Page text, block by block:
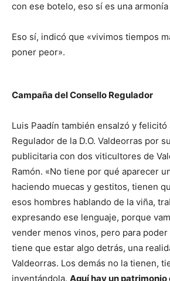
con ese botelo, eso sí es una
Eso sí, indicó que «vivimos tiempos
poner peor».
Campaña del Consello Regulador
Luis Paadín también ensalzó y felicitó
Regulador de la D.O. Valdeorras por
publicitaria con dos viticultores de
Ramón. «No tiene por qué aparecer
haciendo muecas y gestitos, tienen
esos hombres hablando de la viña,
expresando ese lenguaje, porque
vender menos vinos, pero para
tiene que estar algo detrás, una
Valdeorras. Los demás no la tienen,
inventándola. Aquí hay un